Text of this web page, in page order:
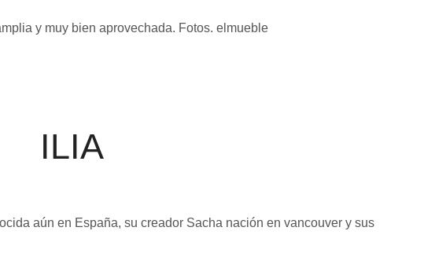
y muy bien aprovechada. Fotos. elmueble
ILIA
aún en España, su creador Sacha nación en vancouver y sus